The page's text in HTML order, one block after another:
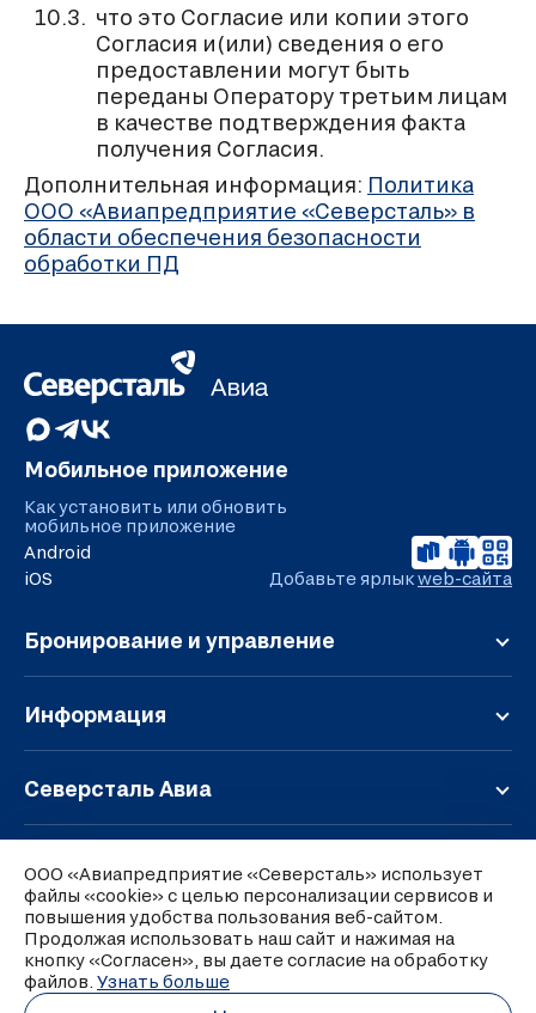
что это Согласие или копии этого
Согласия и(или) сведения о его
предоставлении могут быть
переданы Оператору третьим лицам
в качестве подтверждения факта
получения Согласия.
Дополнительная информация: Политика
ООО «Авиапредприятие «Северсталь» в
области обеспечения безопасности
обработки ПД
ООО «Авиапредприятие «Северсталь» использует
файлы «cookie» с целью персонализации сервисов и
повышения удобства пользования веб-сайтом.
Продолжая использовать наш сайт и нажимая на
кнопку «Согласен», вы даете согласие на обработку
файлов. Узнать больше
Мобильное приложение
Как установить или обновить
мобильное приложение
Android
iOS
Добавьте ярлыкweb-сайта
Бронирование и управление
Регистрация
Онлайн-табло
Дополнительные услуги
Тарифы и условия
Льготные тарифы
Обмен и возврат
Специальные предложения
Оформление справок
Информация
Обратная связь
Правила перевозки
Багаж и ручная кладь
Групповые перевозки
Правила оформления претензий
Перевозка грузов
Субсидированные перевозки
Вопросы и ответы
Северсталь Авиа
О компании
Контакты
Представительства в аэропортах
Вакансии
Реквизиты
Аэропорт Череповец
Об аэропорте
Ставки сборов
Подъезд к терминалу и парковка
Бизнес зал ON PASS
Версия для слабовидящих
© 2026 Авиапредприятие «Северсталь»
Политика cookie